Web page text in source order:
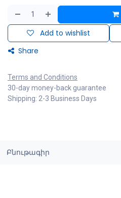
Add to wishlist
Share
Terms and Conditions
30-day money-back guarantee
Shipping: 2-3 Business Days
Բնութագիր